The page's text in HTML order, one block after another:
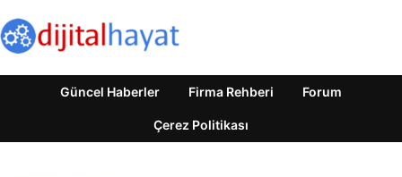
Güncel Haberler Firma Rehberi Forum
Çerez Politikası